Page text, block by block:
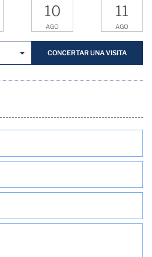
10
AGO
11
AGO
CONCERTAR UNA VISITA